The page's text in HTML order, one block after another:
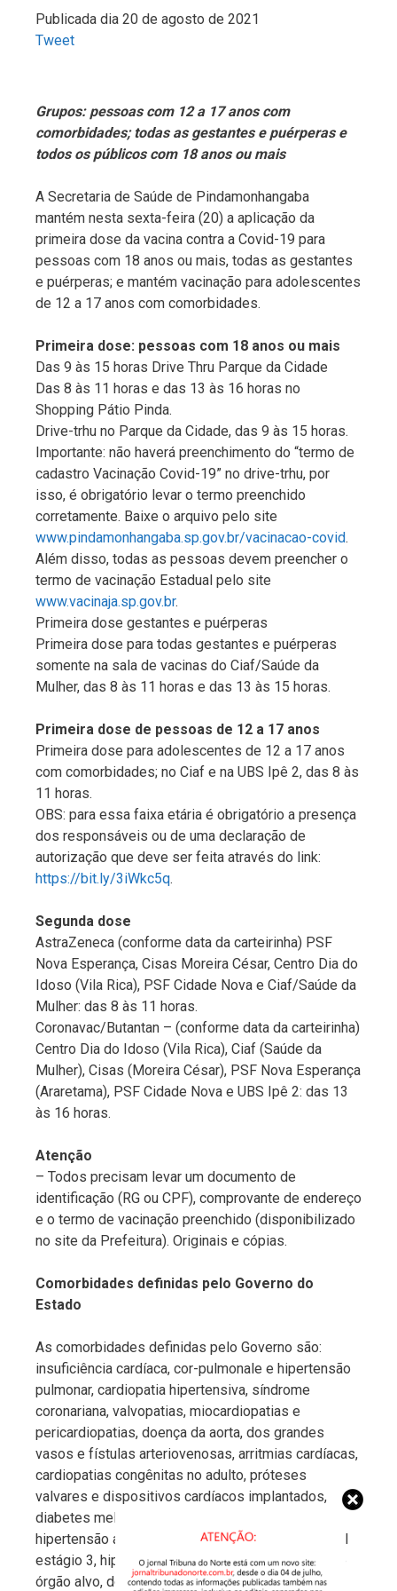
Publicada dia 20 de agosto de 2021
Tweet
Grupos: pessoas com 12 a 17 anos com
comorbidades; todas as gestantes e puérperas e
todos os públicos com 18 anos ou mais
A Secretaria de Saúde de Pindamonhangaba
mantém nesta sexta-feira (20) a aplicação da
primeira dose da vacina contra a Covid-19 para
pessoas com 18 anos ou mais, todas as gestantes
e puérperas; e mantém vacinação para adolescentes
de 12 a 17 anos com comorbidades.
Primeira dose: pessoas com 18 anos ou mais
Das 9 às 15 horas Drive Thru Parque da Cidade
Das 8 às 11 horas e das 13 às 16 horas no
Shopping Pátio Pinda.
Drive-trhu no Parque da Cidade, das 9 às 15 horas.
Importante: não haverá preenchimento do “termo de
cadastro Vacinação Covid-19” no drive-trhu, por
isso, é obrigatório levar o termo preenchido
corretamente. Baixe o arquivo pelo site
www.pindamonhangaba.sp.gov.br/vacinacao-covid.
Além disso, todas as pessoas devem preencher o
termo de vacinação Estadual pelo site
www.vacinaja.sp.gov.br.
Primeira dose gestantes e puérperas
Primeira dose para todas gestantes e puérperas
somente na sala de vacinas do Ciaf/Saúde da
Mulher, das 8 às 11 horas e das 13 às 15 horas.
Primeira dose de pessoas de 12 a 17 anos
Primeira dose para adolescentes de 12 a 17 anos
com comorbidades; no Ciaf e na UBS Ipê 2, das 8 às
11 horas.
OBS: para essa faixa etária é obrigatório a presença
dos responsáveis ou de uma declaração de
autorização que deve ser feita através do link:
https://bit.ly/3iWkc5q.
Segunda dose
AstraZeneca (conforme data da carteirinha) PSF
Nova Esperança, Cisas Moreira César, Centro Dia do
Idoso (Vila Rica), PSF Cidade Nova e Ciaf/Saúde da
Mulher: das 8 às 11 horas.
Coronavac/Butantan – (conforme data da carteirinha)
Centro Dia do Idoso (Vila Rica), Ciaf (Saúde da
Mulher), Cisas (Moreira César), PSF Nova Esperança
(Araretama), PSF Cidade Nova e UBS Ipê 2: das 13
às 16 horas.
Atenção
– Todos precisam levar um documento de
identificação (RG ou CPF), comprovante de endereço
e o termo de vacinação preenchido (disponibilizado
no site da Prefeitura). Originais e cópias.
Comorbidades definidas pelo Governo do
Estado
As comorbidades definidas pelo Governo são:
insuficiência cardíaca, cor-pulmonale e hipertensão
pulmonar, cardiopatia hipertensiva, síndrome
coronariana, valvopatias, miocardiopatias e
pericardiopatias, doença da aorta, dos grandes
vasos e fístulas arteriovenosas, arritmias cardíacas,
cardiopatias congênitas no adulto, próteses
valvares e dispositivos cardíacos implantados,
diabetes mellitus, pneumopatias crônicas graves,
hipertensão arterial resistente, hipertensão arterial
estágio 3, hipertensão estágios 1 e 2 com lesão e
órgão alvo, doença cerebrovascular, doença renal